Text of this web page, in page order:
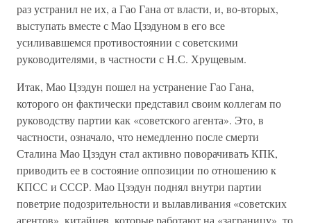
раз устранил не их, а Гао Гана от власти, и, во-вторых,
выступать вместе с Мао Цзэдуном в его все
усиливавшемся противостоянии с советскими
руководителями, в частности с Н.С. Хрущевым.
Итак, Мао Цзэдун пошел на устранение Гао Гана,
которого он фактически представил своим коллегам по
руководству партии как «советского агента». Это, в
частности, означало, что немедленно после смерти
Сталина Мао Цзэдун стал активно поворачивать КПК,
приводить ее в состояние оппозиции по отношению к
КПСС и СССР. Мао Цзэдун поднял внутри партии
поветрие подозрительности и вылавливания «советских
агентов», китайцев, которые работают на «заграницу», то